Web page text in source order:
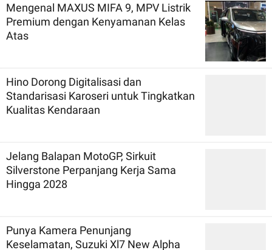
Mengenal MAXUS MIFA 9, MPV Listrik
Premium dengan Kenyamanan Kelas
Atas
Hino Dorong Digitalisasi dan
Standarisasi Karoseri untuk Tingkatkan
Kualitas Kendaraan
Jelang Balapan MotoGP, Sirkuit
Silverstone Perpanjang Kerja Sama
Hingga 2028
Punya Kamera Penunjang
Keselamatan, Suzuki Xl7 New Alpha